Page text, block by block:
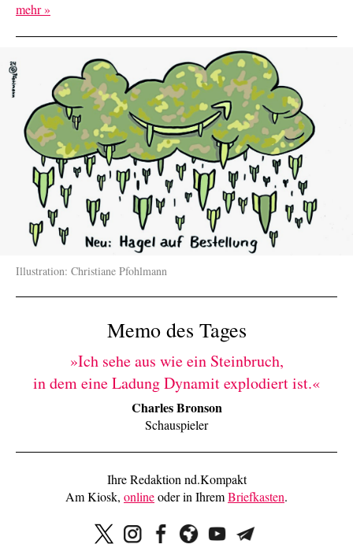
mehr »
Illustration: Christiane Pfohlmann
Memo des Tages
»Ich sehe aus wie ein Steinbruch,
in dem eine Ladung Dynamit explodiert ist.«
Charles Bronson
Schauspieler
Ihre Redaktion nd.Kompakt
Am Kiosk, onlineoder in IhremBriefkasten.